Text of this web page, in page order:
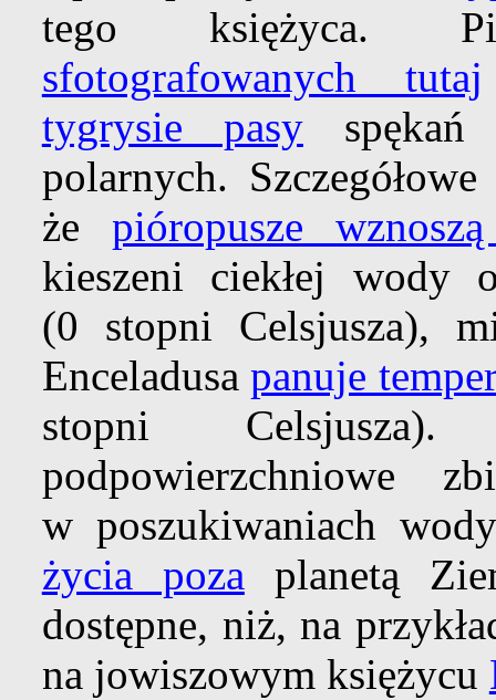
tego księżyca.
sfotografowanych tutaj
tygrysie pasyspękań
polarnych.
że pióropusze
kieszeni ciekłej
(0 stopni Celsjusza),
Enceladusapanuje
stopni
podpowierzchniowe
w poszukiwaniach
życia poza planetą
dostępne, niż, na
na jowiszowym księżycu